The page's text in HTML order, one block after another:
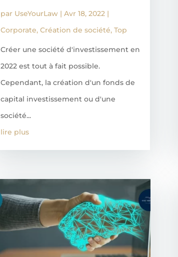
par UseYourLaw | Avr 18, 2022|
Corporate, Création de société, Top
Créer une société d'investissement en
2022 est tout à fait possible.
Cependant, la création d'un fonds de
capital investissement ou d'une
société...
lire plus